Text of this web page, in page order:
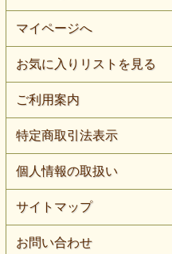
マイページへ
お気に入りリストを見る
ご利用案内
特定商取引法表示
個人情報の取扱い
サイトマップ
お問い合わせ